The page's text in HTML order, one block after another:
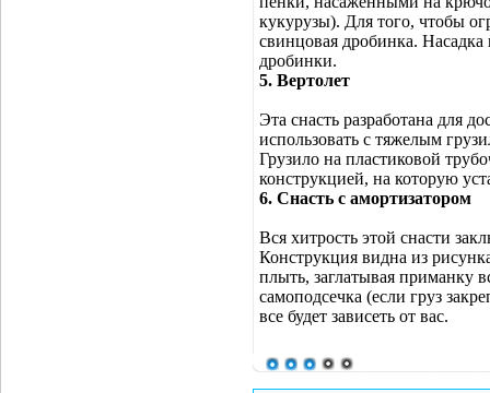
кукурузы). Для того, чтобы
свинцовая дробинка.
дробинки.
5. Вертолет
Эта снасть разработана для
использовать с тяжелым
Грузило на пластиковой
конструкцией, на которую
6. Снасть с амортизатором
Вся хитрость этой снасти
Конструкция видна из
плыть, заглатывая приманку
самоподсечка (если груз
все будет зависеть от вас.